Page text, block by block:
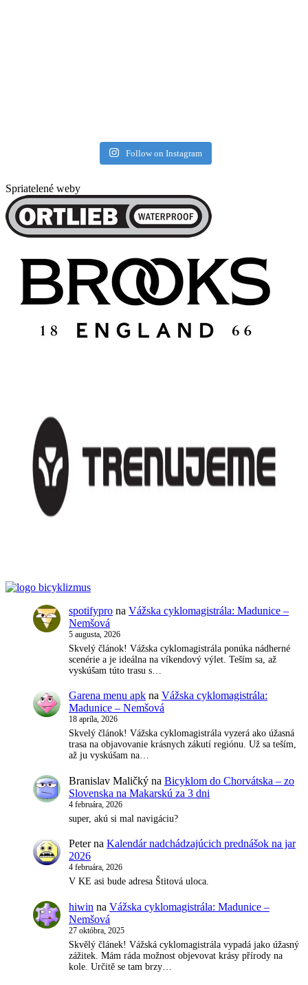
Follow on Instagram
Spriatelené weby
spotifypro na Vážska cyklomagistrála: Madunice –
Nemšová
5 augusta, 2026
Skvelý článok! Vážska cyklomagistrála ponúka nádherné
scenérie a je ideálna na víkendový výlet. Teším sa, až
vyskúšam túto trasu s…
Garena menu apk na Vážska cyklomagistrála:
Madunice – Nemšová
18 apríla, 2026
Skvelý článok! Vážska cyklomagistrála vyzerá ako úžasná
trasa na objavovanie krásnych zákutí regiónu. Už sa teším,
až ju vyskúšam na…
Branislav Maličký na Bicyklom do Chorvátska – zo
Slovenska na Makarskú za 3 dni
4 februára, 2026
super, akú si mal navigáciu?
Peterna Kalendár nadchádzajúcich prednášok na jar
2026
4 februára, 2026
V KE asi bude adresa Štitová uloca.
hiwin na Vážska cyklomagistrála: Madunice –
Nemšová
27 októbra, 2025
Skvělý článek! Vážská cyklomagistrála vypadá jako úžasný
zážitek. Mám ráda možnost objevovat krásy přírody na
kole. Určitě se tam brzy…